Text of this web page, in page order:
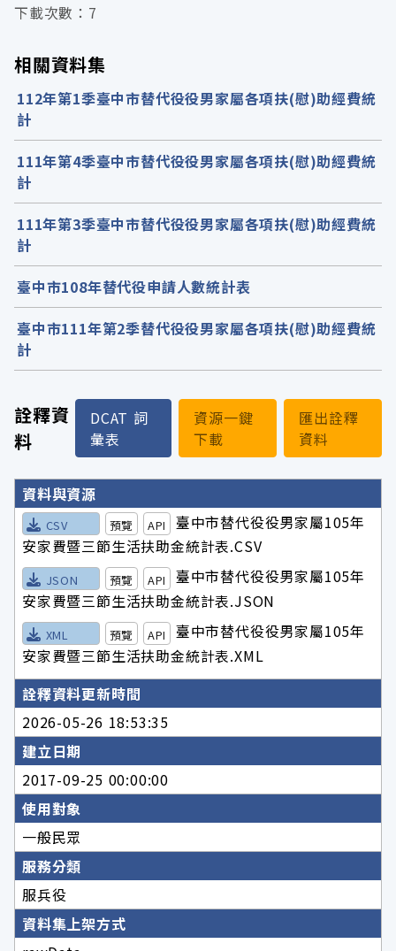
詮釋資
料
DCAT 詞
彙表
資源一鍵
下載
匯出詮釋
資料
詮釋資料詳細內容
資料與資源
CSV 預覽 API
臺中市替代役役男家屬105年
安家費暨三節生活扶助金統計表.CSV
JSON 預覽 API
臺中市替代役役男家屬105年
安家費暨三節生活扶助金統計表.JSON
XML 預覽 API
臺中市替代役役男家屬105年
安家費暨三節生活扶助金統計表.XML
詮釋資料更新時間
2026-05-26 18:53:35
建立日期
2017-09-25 00:00:00
使用對象
一般民眾
服務分類
服兵役
資料集上架方式
下載次數：7
相關資料集
112年第1季臺中市替代役役男家屬各項扶(慰)助經費統
計
111年第4季臺中市替代役役男家屬各項扶(慰)助經費統
計
111年第3季臺中市替代役役男家屬各項扶(慰)助經費統
計
臺中市108年替代役申請人數統計表
臺中市111年第2季替代役役男家屬各項扶(慰)助經費統
計